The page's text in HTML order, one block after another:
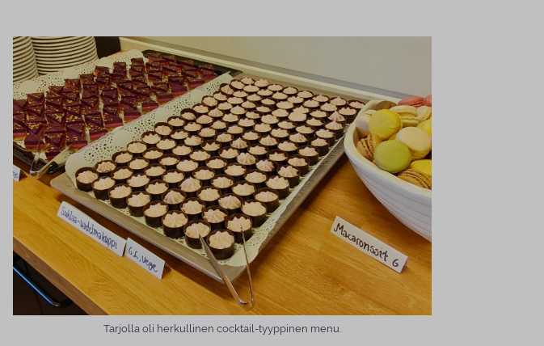
Tarjolla oli herkullinen cocktail-tyyppinen menu.